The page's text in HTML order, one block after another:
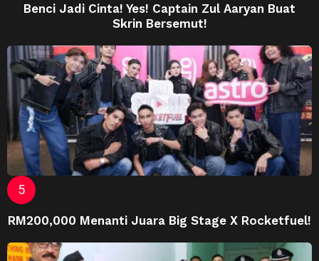
Benci Jadi Cinta! Yes! Captain Zul Aaryan Buat
Skrin Bersemut!
RM200,000 Menanti Juara Big Stage X Rocketfuel!